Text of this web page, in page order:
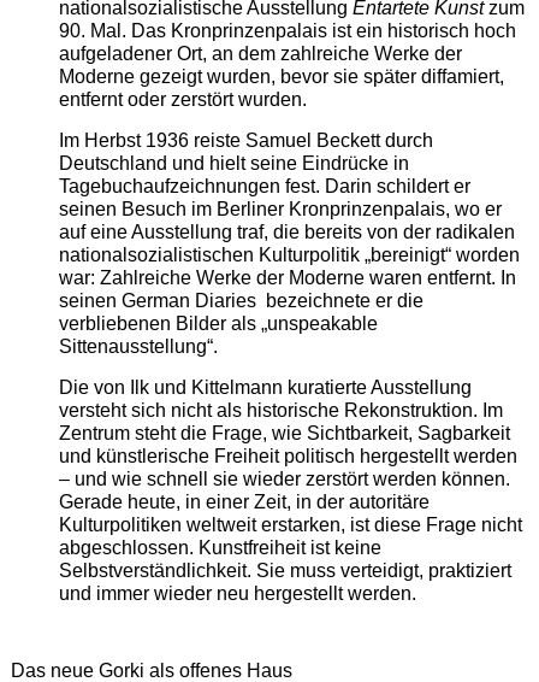
nationalsozialistische Ausstellung Entartete Kunstzum
90. Mal. Das Kronprinzenpalais ist ein historisch hoch
aufgeladener Ort, an dem zahlreiche Werke der
Moderne gezeigt wurden, bevor sie später diffamiert,
entfernt oder zerstört wurden.
Im Herbst 1936 reiste Samuel Beckett durch
Deutschland und hielt seine Eindrücke in
Tagebuchaufzeichnungen fest. Darin schildert er
seinen Besuch im Berliner Kronprinzenpalais, wo er
auf eine Ausstellung traf, die bereits von der radikalen
nationalsozialistischen Kulturpolitik „bereinigt“ worden
war: Zahlreiche Werke der Moderne waren entfernt. In
seinen German Diaries bezeichnete er die
verbliebenen Bilder als „unspeakable
Sittenausstellung“.
Die von Ilk und Kittelmann kuratierte Ausstellung
versteht sich nicht als historische Rekonstruktion. Im
Zentrum steht die Frage, wie Sichtbarkeit, Sagbarkeit
und künstlerische Freiheit politisch hergestellt werden
– und wie schnell sie wieder zerstört werden können.
Gerade heute, in einer Zeit, in der autoritäre
Kulturpolitiken weltweit erstarken, ist diese Frage nicht
abgeschlossen. Kunstfreiheit ist keine
Selbstverständlichkeit. Sie muss verteidigt, praktiziert
und immer wieder neu hergestellt werden.
Das neue Gorki als offenes Haus